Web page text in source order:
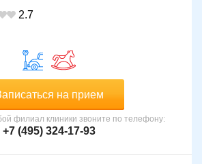
2.7
на прием
филиал клиники звоните по телефону:
+7 (495) 324-17-93